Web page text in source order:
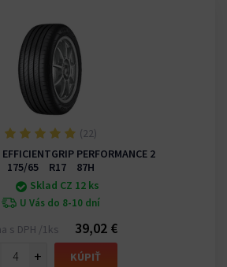
(22)
PERFORMANCE 2
175/65 R17 87H
Sklad CZ 12 ks
U Vás do 8-10 dní
s DPH /1ks
39,02 €
+ KÚPIŤ